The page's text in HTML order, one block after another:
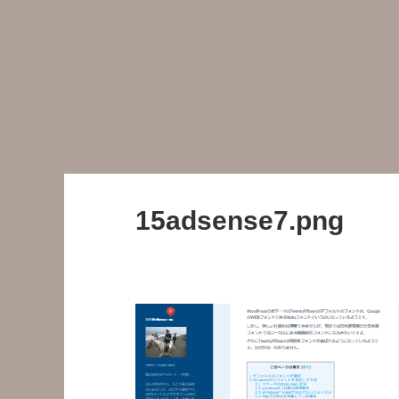
15adsense7.png